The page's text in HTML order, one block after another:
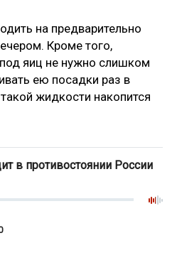
на предварительно
Кроме того,
яиц не нужно слишком
ею посадки раз в
жидкости накопится
в противостоянии России